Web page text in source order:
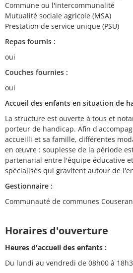
Commune ou l'intercommunalité
Mutualité sociale agricole (MSA)
Prestation de service unique (PSU)
Repas fournis :
oui
Couches fournies :
oui
Accueil des enfants en situation de
La structure est ouverte à tous et
porteur de handicap. Afin
accueilli et sa famille, différentes
en œuvre : souplesse de la période
partenarial entre l'équipe éducative
spécialisés qui gravitent autour de
Gestionnaire :
Communauté de communes
Horaires d'ouverture
Heures d'accueil des enfants :
Du lundi au vendredi de 08h00 à